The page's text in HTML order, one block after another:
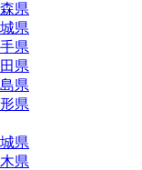
県
県
県
県
県
県
県
県